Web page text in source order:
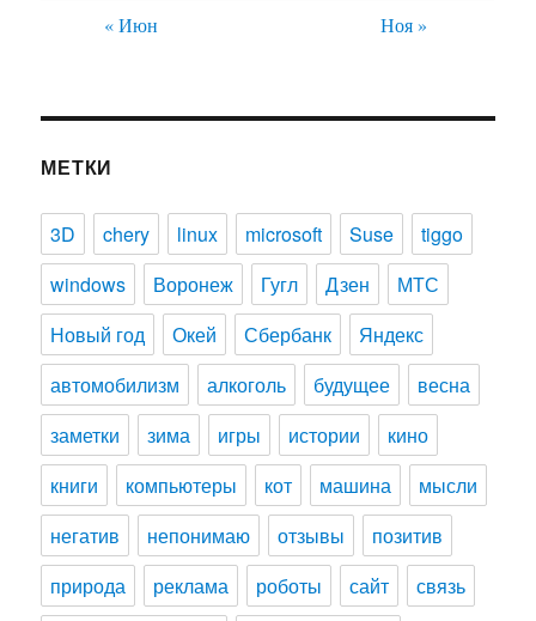
« Июн
Ноя »
МЕТКИ
3D chery linux microsoft Suse
tiggo
windows
Воронеж Гугл Дзен
МТС
Новый год
Окей Сбербанк
Яндекс
автомобилизм
алкоголь будущее
весна
заметки
зима игры истории
кино
книги
компьютеры кот машина
мысли
негатив
непонимаю отзывы
позитив
природа
реклама роботы сайт
связь